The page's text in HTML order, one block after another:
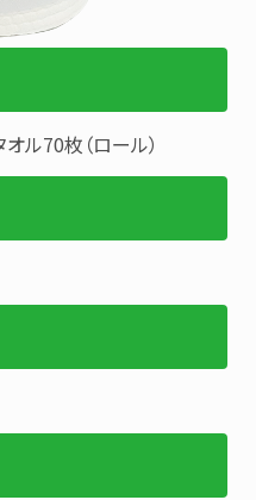
ル70枚（ロール）